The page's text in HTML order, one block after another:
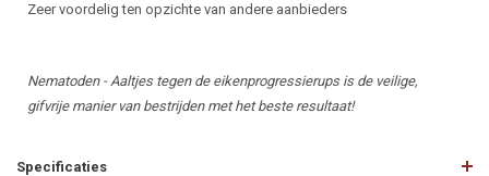
Zeer voordelig ten opzichte van andere aanbieders
Nematoden - Aaltjes tegen de eikenprogressierups is de veilige,
gifvrije manier van bestrijden met het beste resultaat!
Specificaties